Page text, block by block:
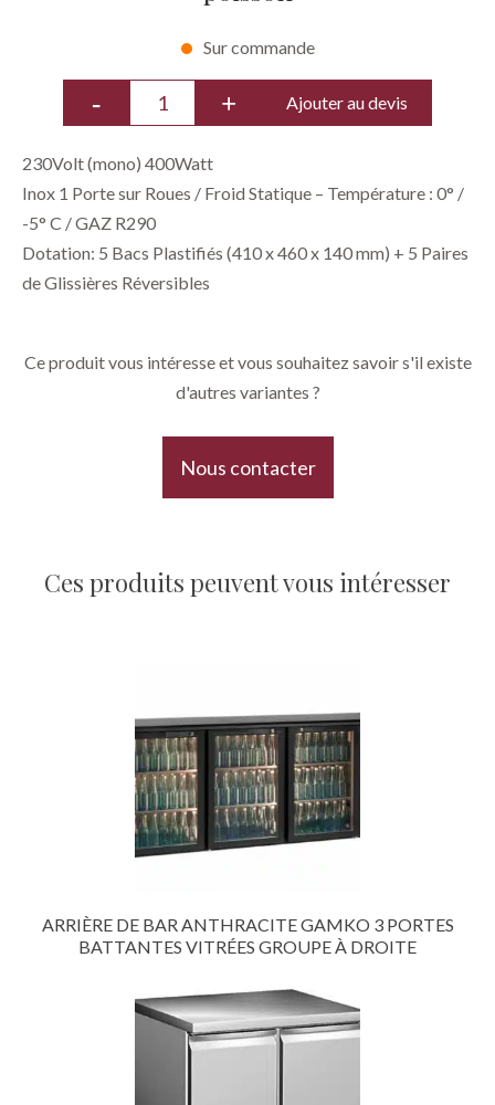
Sur commande
Ajouter au devis
​230Volt (mono) 400Watt
​Inox 1 Porte sur Roues / Froid Statique – Température : 0° /
-5° C / GAZ R290
​Dotation: 5 Bacs Plastifiés (410 x 460 x 140 mm) + 5 Paires
de Glissières Réversibles
Ce produit vous intéresse et vous souhaitez savoir s'il existe
d'autres variantes ?
Nous contacter
Ces produits peuvent vous intéresser
ARRIÈRE DE BAR ANTHRACITE GAMKO 3 PORTES
BATTANTES VITRÉES GROUPE À DROITE